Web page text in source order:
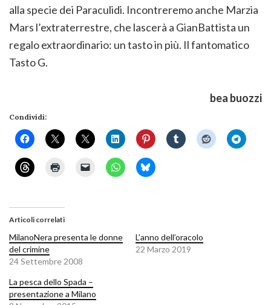
alla specie dei Paraculidi. Incontreremo anche Marzia
Mars l’extraterrestre, che lascerà a GianBattista un
regalo extraordinario: un tasto in più. Il fantomatico
Tasto G.
bea buozzi
Condividi:
Articoli correlati
MilanoNera presenta le donne
del crimine
24 Settembre 2008
L’anno dell’oracolo
22 Marzo 2019
La pesca dello Spada –
presentazione a Milano